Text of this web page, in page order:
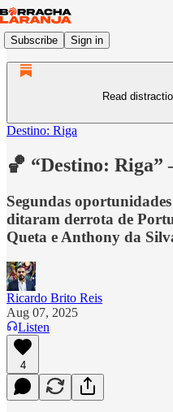
Subscribe Sign in
Read
Destino: Riga
🏀 “Destino: Riga”
Segundas
ditaram derrota de
Queta e Anthony da
Ricardo Brito Reis
Aug 07, 2025
Listen
4